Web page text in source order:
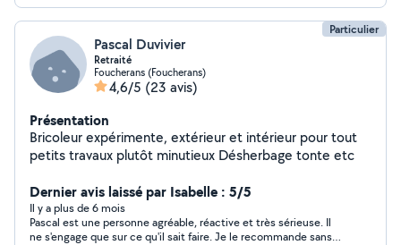
Particulier
Pascal Duvivier
Retraité
Foucherans (Foucherans)
4,6/5 (23 avis)
Présentation
Bricoleur expérimente, extérieur et intérieur pour tout
petits travaux plutôt minutieux Désherbage tonte etc
Dernier avis laissé par Isabelle : 5/5
Il y a plus de 6 mois
Pascal est une personne agréable, réactive et très sérieuse. Il
ne s'engage que sur ce qu'il sait faire. Je le recommande sans